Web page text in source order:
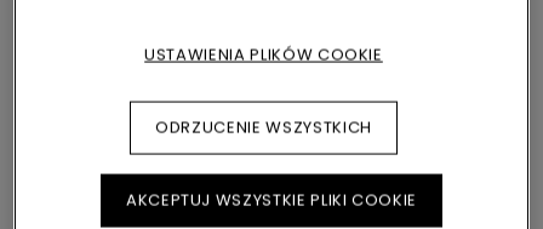
DĄB BURSZTYNOWY
KUNGSHAMN
L0372-08251
LAMINAT
LILLEHAMMER UC
L0374-08307
USTAWIENIA PLIKÓW COOKIE
ODRZUCENIE WSZYSTKICH
AKCEPTUJ WSZYSTKIE PLIKI COOKIE